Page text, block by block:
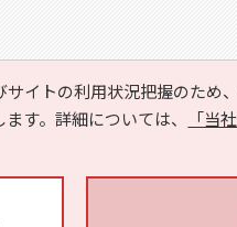
イトの利用状況把握のた
す。詳細については、
「当
All Rights Reserved.